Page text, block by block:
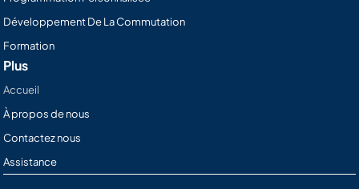
Développement De La Commutation
Formation
Plus
Accueil
À propos de nous
Contactez nous
Assistance